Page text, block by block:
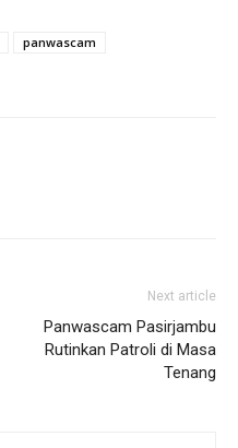
panwascam
Next article
Panwascam Pasirjambu
Rutinkan Patroli di Masa
Tenang